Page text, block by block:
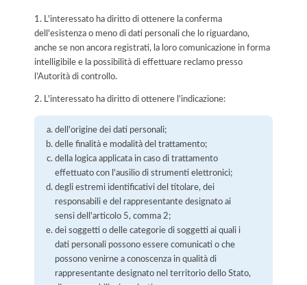
1. L'interessato ha diritto di ottenere la conferma
dell'esistenza o meno di dati personali che lo riguardano,
anche se non ancora registrati, la loro comunicazione in forma
intelligibile e la possibilità di effettuare reclamo presso
l’Autorità di controllo.
2. L'interessato ha diritto di ottenere l'indicazione:
dell'origine dei dati personali;
delle finalità e modalità del trattamento;
della logica applicata in caso di trattamento
effettuato con l'ausilio di strumenti elettronici;
degli estremi identificativi del titolare, dei
responsabili e del rappresentante designato ai
sensi dell'articolo 5, comma 2;
dei soggetti o delle categorie di soggetti ai quali i
dati personali possono essere comunicati o che
possono venirne a conoscenza in qualità di
rappresentante designato nel territorio dello Stato,